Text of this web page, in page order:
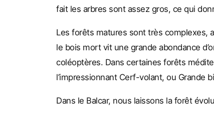
fait les arbres sont assez gros, ce qui
Les forêts matures sont très complexes,
le bois mort vit une grande abondance
coléoptères. Dans certaines forêts
l’impressionnant Cerf-volant, ou Grande
Dans le Balcar, nous laissons la forêt